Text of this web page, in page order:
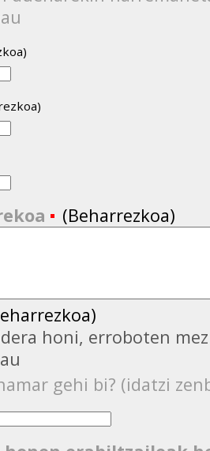
(Beharrezkoa)
honi, erroboten
gehi bi? (idatzi